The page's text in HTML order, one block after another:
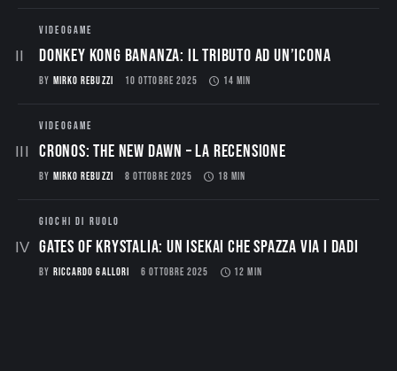
VIDEOGAME
Donkey Kong Bananza: Il Tributo ad un’Icona
BY MIRKO REBUZZI 10 OTTOBRE 2025 14 MIN
VIDEOGAME
CRONOS: THE NEW DAWN – La Recensione
BY MIRKO REBUZZI 8 OTTOBRE 2025 18 MIN
GIOCHI DI RUOLO
Gates of Krystalia: Un Isekai che spazza via i dadi
BY RICCARDO GALLORI 6 OTTOBRE 2025 12 MIN